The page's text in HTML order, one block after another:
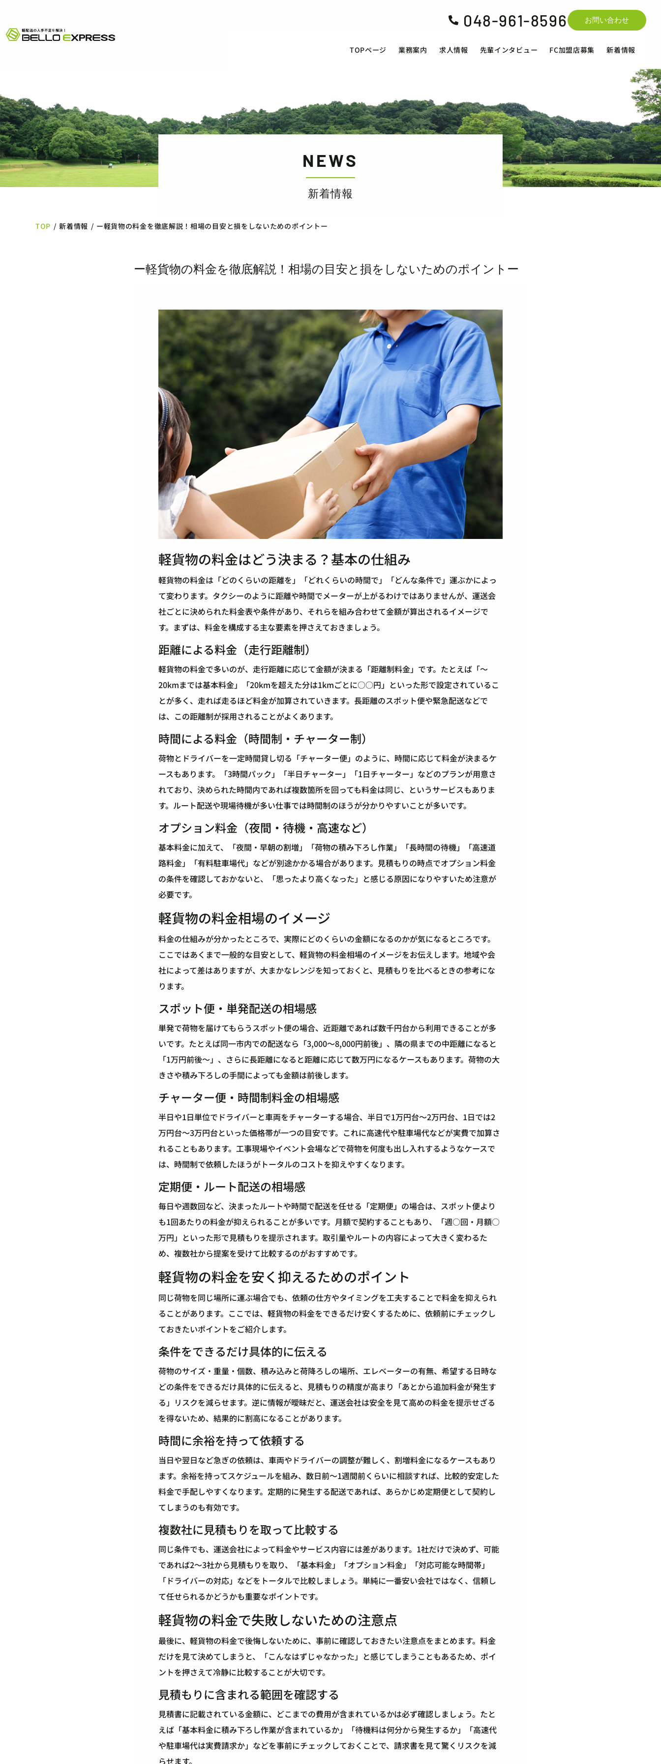
 048-961-8596 お問い合わせ
TOPページ 業務案内 求人情報 先輩インタビュー FC加盟店募集 新着情報
NEWS
新着情報
TOP / 新着情報 / ー軽貨物の料金を徹底解説！相場の目安と損をしないためのポイントー
ー軽貨物の料金を徹底解説！相場の目安と損をしないためのポイントー
軽貨物の料金はどう決まる？基本の仕組み
軽貨物の料金は「どのくらいの距離を」「どれくらいの時間で」「どんな条件で」運ぶかによっ
て変わります。タクシーのように距離や時間でメーターが上がるわけではありませんが、運送会
社ごとに決められた料金表や条件があり、それらを組み合わせて金額が算出されるイメージで
す。まずは、料金を構成する主な要素を押さえておきましょう。
距離による料金（走行距離制）
軽貨物の料金で多いのが、走行距離に応じて金額が決まる「距離制料金」です。たとえば「〜
20kmまでは基本料金」「20kmを超えた分は1kmごとに○○円」といった形で設定されているこ
とが多く、走れば走るほど料金が加算されていきます。長距離のスポット便や緊急配送などで
は、この距離制が採用されることがよくあります。
時間による料金（時間制・チャーター制）
荷物とドライバーを一定時間貸し切る「チャーター便」のように、時間に応じて料金が決まるケ
ースもあります。「3時間パック」「半日チャーター」「1日チャーター」などのプランが用意さ
れており、決められた時間内であれば複数箇所を回っても料金は同じ、というサービスもありま
す。ルート配送や現場待機が多い仕事では時間制のほうが分かりやすいことが多いです。
オプション料金（夜間・待機・高速など）
基本料金に加えて、「夜間・早朝の割増」「荷物の積み下ろし作業」「長時間の待機」「高速道
路料金」「有料駐車場代」などが別途かかる場合があります。見積もりの時点でオプション料金
の条件を確認しておかないと、「思ったより高くなった」と感じる原因になりやすいため注意が
必要です。
軽貨物の料金相場のイメージ
料金の仕組みが分かったところで、実際にどのくらいの金額になるのかが気になるところです。
ここではあくまで一般的な目安として、軽貨物の料金相場のイメージをお伝えします。地域や会
社によって差はありますが、大まかなレンジを知っておくと、見積もりを比べるときの参考にな
ります。
スポット便・単発配送の相場感
単発で荷物を届けてもらうスポット便の場合、近距離であれば数千円台から利用できることが多
いです。たとえば同一市内での配送なら「3,000〜8,000円前後」、隣の県までの中距離になると
「1万円前後〜」、さらに長距離になると距離に応じて数万円になるケースもあります。荷物の大
きさや積み下ろしの手間によっても金額は前後します。
チャーター便・時間制料金の相場感
半日や1日単位でドライバーと車両をチャーターする場合、半日で1万円台〜2万円台、1日では2
万円台〜3万円台といった価格帯が一つの目安です。これに高速代や駐車場代などが実費で加算さ
れることもあります。工事現場やイベント会場などで荷物を何度も出し入れするようなケースで
は、時間制で依頼したほうがトータルのコストを抑えやすくなります。
定期便・ルート配送の相場感
毎日や週数回など、決まったルートや時間で配送を任せる「定期便」の場合は、スポット便より
も1回あたりの料金が抑えられることが多いです。月額で契約することもあり、「週○回・月額○
万円」といった形で見積もりを提示されます。取引量やルートの内容によって大きく変わるた
め、複数社から提案を受けて比較するのがおすすめです。
軽貨物の料金を安く抑えるためのポイント
同じ荷物を同じ場所に運ぶ場合でも、依頼の仕方やタイミングを工夫することで料金を抑えられ
ることがあります。ここでは、軽貨物の料金をできるだけ安くするために、依頼前にチェックし
ておきたいポイントをご紹介します。
条件をできるだけ具体的に伝える
荷物のサイズ・重量・個数、積み込みと荷降ろしの場所、エレベーターの有無、希望する日時な
どの条件をできるだけ具体的に伝えると、見積もりの精度が高まり「あとから追加料金が発生す
る」リスクを減らせます。逆に情報が曖昧だと、運送会社は安全を見て高めの料金を提示せざる
を得ないため、結果的に割高になることがあります。
時間に余裕を持って依頼する
当日や翌日など急ぎの依頼は、車両やドライバーの調整が難しく、割増料金になるケースもあり
ます。余裕を持ってスケジュールを組み、数日前〜1週間前くらいに相談すれば、比較的安定した
料金で手配しやすくなります。定期的に発生する配送であれば、あらかじめ定期便として契約し
てしまうのも有効です。
複数社に見積もりを取って比較する
同じ条件でも、運送会社によって料金やサービス内容には差があります。1社だけで決めず、可能
であれば2〜3社から見積もりを取り、「基本料金」「オプション料金」「対応可能な時間帯」
「ドライバーの対応」などをトータルで比較しましょう。単純に一番安い会社ではなく、信頼し
て任せられるかどうかも重要なポイントです。
軽貨物の料金で失敗しないための注意点
最後に、軽貨物の料金で後悔しないために、事前に確認しておきたい注意点をまとめます。料金
だけを見て決めてしまうと、「こんなはずじゃなかった」と感じてしまうこともあるため、ポイ
ントを押さえて冷静に比較することが大切です。
見積もりに含まれる範囲を確認する
見積書に記載されている金額に、どこまでの費用が含まれているかは必ず確認しましょう。たと
えば「基本料金に積み下ろし作業が含まれているか」「待機料は何分から発生するか」「高速代
や駐車場代は実費請求か」などを事前にチェックしておくことで、請求書を見て驚くリスクを減
らせます。